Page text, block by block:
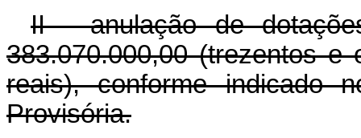
II - anulação de
383.070.000,00 (trezentos
reais), conforme indicado
Provisória.